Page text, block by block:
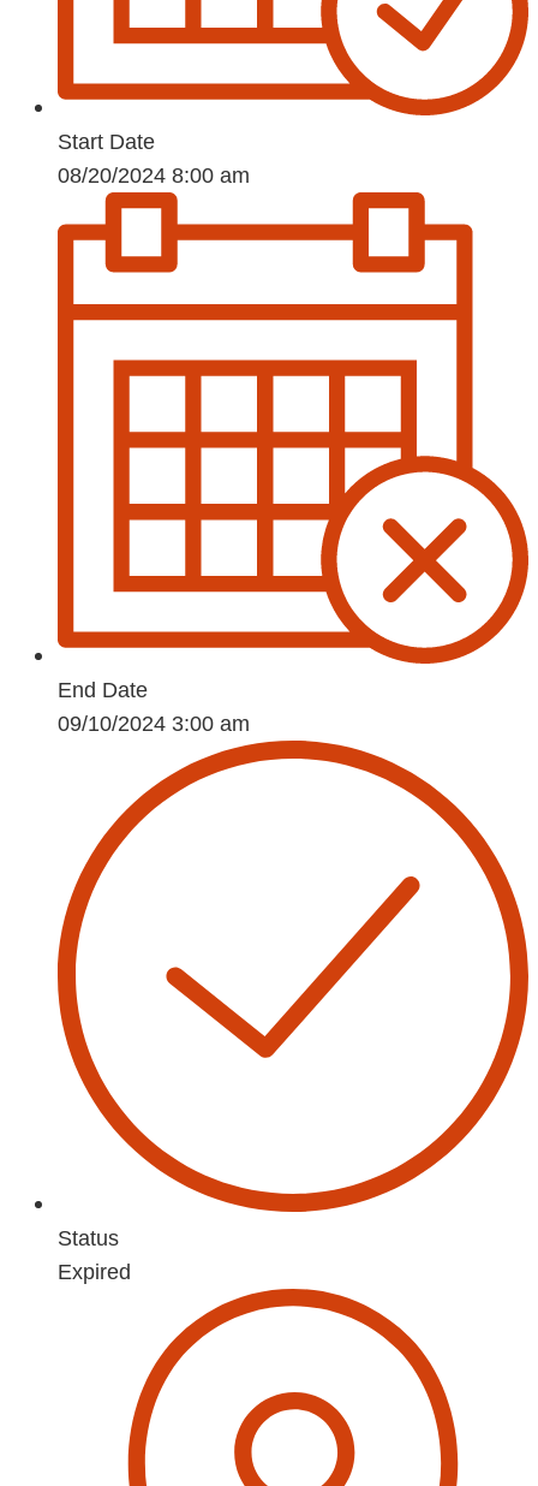
Start Date
08/20/2024 8:00 am
End Date
09/10/2024 3:00 am
Status
Expired